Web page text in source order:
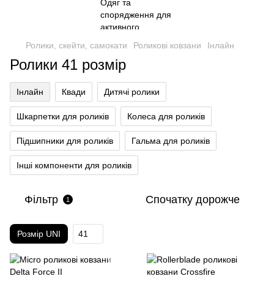
Ролики, скейти, самокати Роликові ковзани Інлайн
Ролики 41 розмір
Інлайн Квади Дитячі ролики
Шкарпетки для роликів Колеса для роликів
Підшипники для роликів Гальма для роликів
Інші компоненти для роликів
Фільтр 1 Спочатку дорожче
Розмір UNI 41